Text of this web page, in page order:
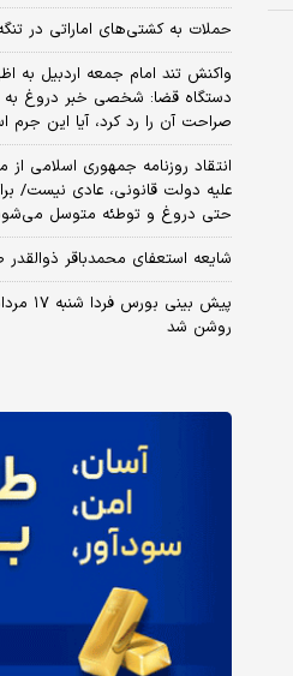
حملات به کشتی‌های اماراتی در
واکنش تند امام جمعه اردبیل به
دستگاه قضا: شخصی خبر دروغ به
صراحت آن را رد کرد، آیا این جرم
انتقاد روزنامه جمهوری
علیه دولت قانونی، عادی نیست/
حتی دروغ و توطئه متوسل
شایعه استعفای محمدباقر
روشن شد